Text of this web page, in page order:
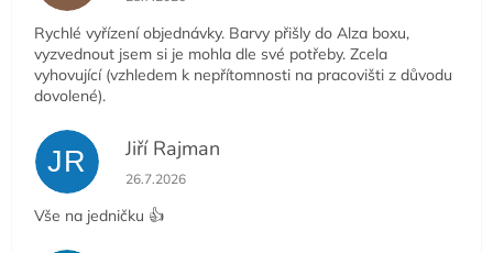
Rychlé vyřízení objednávky. Barvy přišly do Alza boxu,
vyzvednout jsem si je mohla dle své potřeby. Zcela
vyhovující (vzhledem k nepřítomnosti na pracovišti z důvodu
dovolené).
JR Jiří Rajman
Hodnocení obchodu je 5 z 5 hvězdiček.
26.7.2026
Vše na jedničku 👍